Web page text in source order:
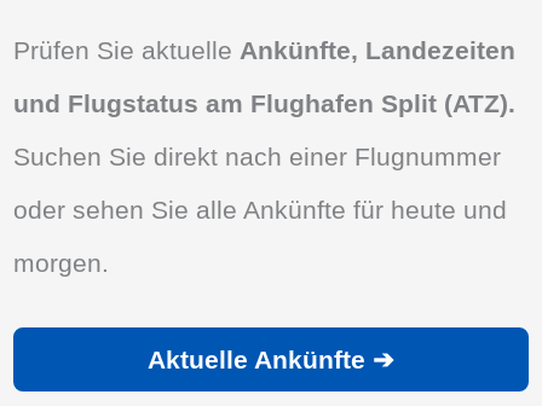
Prüfen Sie aktuelle Ankünfte, Landezeiten
und Flugstatus am Flughafen Split (ATZ).
Suchen Sie direkt nach einer Flugnummer
oder sehen Sie alle Ankünfte für heute und
morgen.
Aktuelle Ankünfte ➔